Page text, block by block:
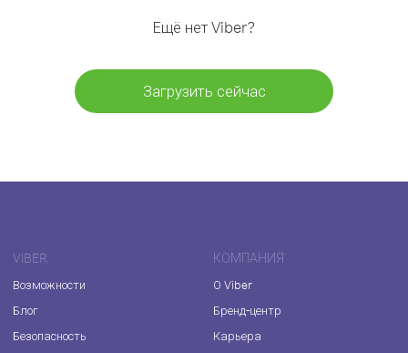
Ещё нет Viber?
Загрузить сейчас
VIBER
Возможности
Блог
Безопасность
КОМПАНИЯ
О Viber
Бренд-центр
Карьера